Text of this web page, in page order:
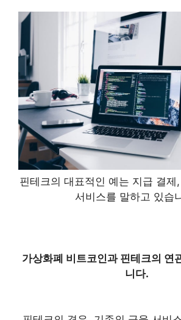
핀테크의 대표적인 예는 지급 결제
서비스를 말하고 있습
가상화폐 비트코인과 핀테크의 연
니다.